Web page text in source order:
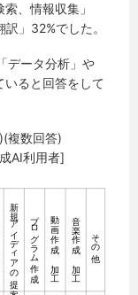
、情報収集」
」32%でした。
データ分析」や
いると回答をして
複数回答)
AI利用者]